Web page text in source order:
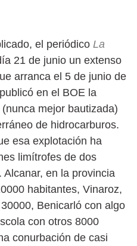
el periódico La
21 de junio un extenso
arranca el 5 de junio de
en el BOE la
mejor bautizada)
de hidrocarburos.
esa explotación ha
limítrofes de dos
en la provincia
habitantes, Vinaroz,
Benicarló con algo
con otros 8000
conurbación de casi